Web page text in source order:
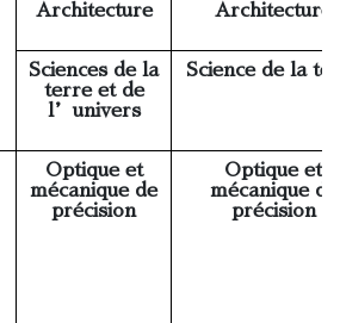
Architecture Architecture
Sciences de la
terre et de
l’univers
Science de la
Optique et
mécanique de
précision
Optique et
mécanique de
précision